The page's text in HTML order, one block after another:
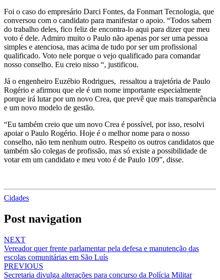
Foi o caso do empresário Darci Fontes, da Fonmart Tecnologia, que
conversou com o candidato para manifestar o apoio. “Todos sabem
do trabalho deles, fico feliz de encontra-lo aqui para dizer que meu
voto é dele. Admiro muito o Paulo não apenas por ser uma pessoa
simples e atenciosa, mas acima de tudo por ser um profissional
qualificado. Voto nele porque o vejo qualificado para comandar
nosso conselho. Eu creio nisso “, justificou.
Já o engenheiro Euzébio Rodrigues, ressaltou a trajetória de Paulo
Rogério e afirmou que ele é um nome importante especialmente
porque irá lutar por um novo Crea, que prevê que mais transparência
e um novo modelo de gestão.
“Eu também creio que um novo Crea é possível, por isso, resolvi
apoiar o Paulo Rogério. Hoje é o melhor nome para o nosso
conselho, não tem nenhum outro. Respeito os outros candidatos que
também são colegas de profissão, mas só existe a possibilidade de
votar em um candidato e meu voto é de Paulo 109”, disse.
Cidades
Post navigation
NEXT
Vereador quer frente parlamentar pela defesa e manutenção das
escolas comunitárias em São Luís
PREVIOUS
Secretaria divulga alterações para concurso da Polícia Militar